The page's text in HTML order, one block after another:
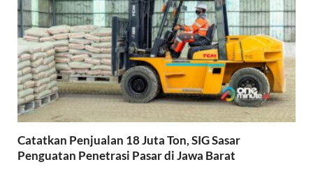
Catatkan Penjualan 18 Juta Ton, SIG Sasar
Penguatan Penetrasi Pasar di Jawa Barat